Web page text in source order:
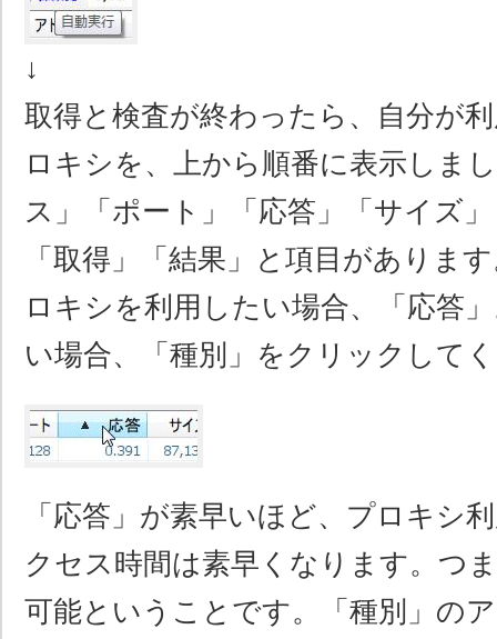
↓
取得と検査が終わったら、自分が
ロキシを、上から順番に表示しま
ス」「ポート」「応答」「サイズ
「取得」「結果」と項目がありま
ロキシを利用したい場合、「応答
い場合、「種別」をクリックして
「応答」が素早いほど、プロキシ
クセス時間は素早くなります。つ
可能ということです。「種別」の